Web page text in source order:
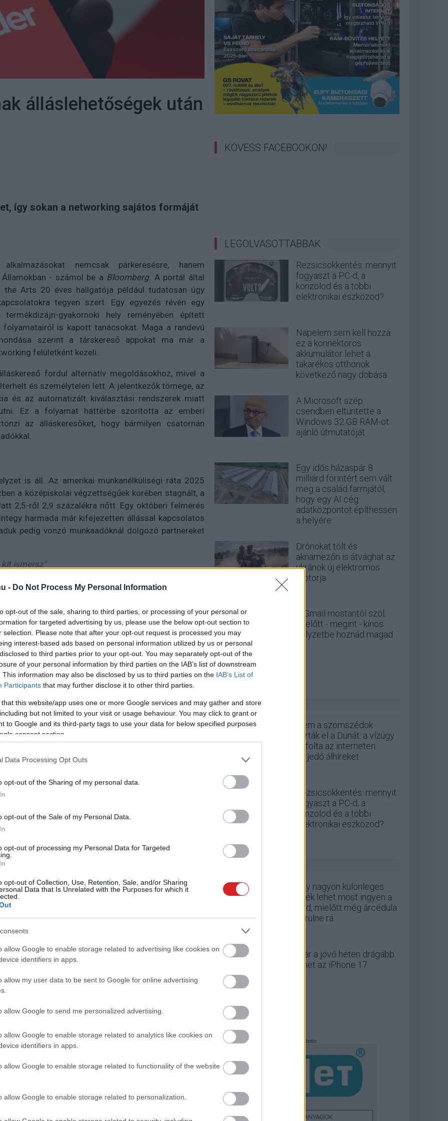
- Do Not Process My Personal Information
opt-out of the sale, sharing to third parties, or processing of your personal or
for targeted advertising by us, please use the below opt-out section to
selection. Please note that after your opt-out request is processed you may
interest-based ads based on personal information utilized by us or personal
to third parties prior to your opt-out. You may separately opt-out of the
of your personal information by third parties on the IAB’s list of downstream
This information may also be disclosed by us to third parties on the IAB’s List of
Participants that may further disclose it to other third parties.
that this website/app uses one or more Google services and may gather and store
but not limited to your visit or usage behaviour. You may click to grant or
to Google and its third-party tags to use your data for below specified purposes
consent section.
Data Processing Opt Outs
opt-out of the Sharing of my personal data.
opt-out of the Sale of my Personal Data.
opt-out of processing my Personal Data for Targeted
opt-out of Collection, Use, Retention, Sale, and/or Sharing
Data that Is Unrelated with the Purposes for which it
allow Google to enable storage related to advertising like cookies on
identifiers in apps.
allow my user data to be sent to Google for online advertising
allow Google to send me personalized advertising.
allow Google to enable storage related to analytics like cookies on
identifiers in apps.
allow Google to enable storage related to functionality of the website
allow Google to enable storage related to personalization.
álláslehetőségek után
így sokan a networking sajátos formáját
nemcsak párkeresésre, hanem
- számol be a Bloomberg. A portál által
Arts 20 éves hallgatója például tudatosan úgy
tegyen szert. Egy egyezés révén egy
gyakornoki hely reményében épített
is kapott tanácsokat. Maga a randevú
szerint a társkereső appokat ma már a
felületként kezeli.
fordul alternatív megoldásokhoz, mivel a
és személytelen lett. A jelentkezők tömege, az
és az automatizált kiválasztási rendszerek miatt
Ez a folyamat háttérbe szorította az emberi
az álláskeresőket, hogy bármilyen csatornán
is áll. Az amerikai munkanélküliségi ráta 2025
a középiskolai végzettségűek körében stagnált, a
2,5-ről 2,9 százalékra nőtt. Egy októberi felmérés
harmada már kifejezetten állással kapcsolatos
pedig vonzó munkaadóknál dolgozó partnereket
kit ismersz"
vezető karriertanácsadója, aki szerint a
nehézkes álláskeresési folyamatból.
új balatoni kardioösvény (X)
#álláskeresés
Tetszik
dolgozhat a
lehet az üzemidő tekintetében.
követett az okostelefonos akkumulátorok terén,
a Honor már nagy kapacitású szilícium-szén
a Galaxy S25 Ultra és az S25 Edge
használnak, ami sokakban felvetette a kérdést:
KÖVESS FACEBOOKON!
LEGOLVASOTTABBAK
Rezsicsökkentés: mennyit
fogyaszt a PC-d, a
konzolod és a többi
elektronikai eszközöd?
Napelem sem kell hozzá:
ez a konnektoros
akkumulátor lehet a
takarékos otthonok
következő nagy dobása
A Microsoft szép
csendben eltüntette a
Windows 32 GB RAM-ot
ajánló útmutatóját
Egy idős házaspár 8
milliárd forintért sem vált
meg a család farmjától,
hogy egy AI cég
adatközpontot építhessen
a helyére
Drónokat tölt és
aknamezőn is átvághat az
ukránok új elektromos
motorja
A Gmail mostantól szól,
mielőtt - megint - kínos
helyzetbe hoznád magad
ZÖLD PÁLYA
Nem a szomszédok
zárták el a Dunát: a vízügy
cáfolta az interneten
terjedő álhíreket
Rezsicsökkentés: mennyit
fogyaszt a PC-d, a
konzolod és a többi
elektronikai eszközöd?
Egy nagyon különleges
játék lehet most ingyen a
tiéd, mielőtt még árcédula
kerülne rá
Már a jövő héten drágább
lehet az iPhone 17
Hirdetés